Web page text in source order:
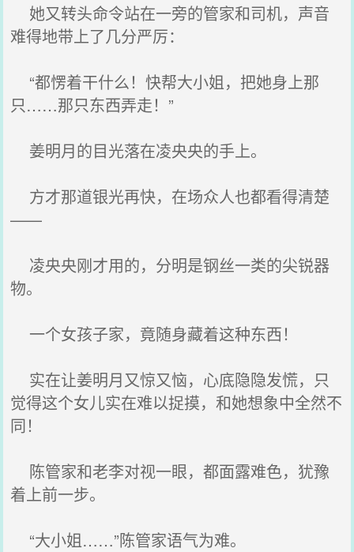
她又转头命令站在一旁的管家和司机，声音
难得地带上了几分严厉：
“都愣着干什么！快帮大小姐，把她身上那
只……那只东西弄走！”
姜明月的目光落在凌央央的手上。
方才那道银光再快，在场众人也都看得清楚
——
凌央央刚才用的，分明是钢丝一类的尖锐器
物。
一个女孩子家，竟随身藏着这种东西！
实在让姜明月又惊又恼，心底隐隐发慌，只
觉得这个女儿实在难以捉摸，和她想象中全然不
同！
陈管家和老李对视一眼，都面露难色，犹豫
着上前一步。
“大小姐……”陈管家语气为难。